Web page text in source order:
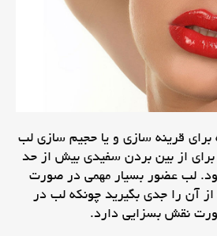
قرینه سازی و یا حجیم سازی لب
از بین بردن سفیدی بیش از حد
لب عضور بسیار مهمی در صورت
آن را جدی بگیرید چونکه لب در
نقش بسزایی دارد.